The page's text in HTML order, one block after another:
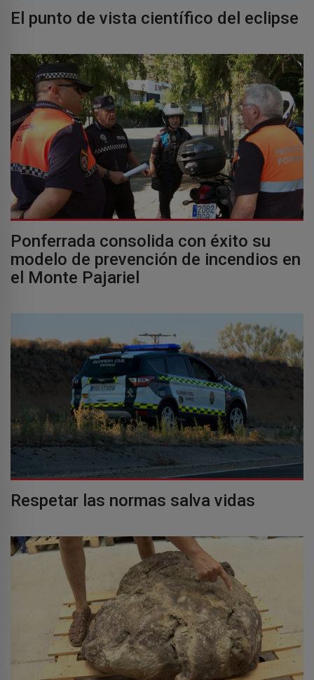
El punto de vista científico del eclipse
Ponferrada consolida con éxito su
modelo de prevención de incendios en
el Monte Pajariel
Respetar las normas salva vidas